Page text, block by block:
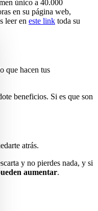
único a 40.000
en su página web,
leer en este link toda su
que hacen tus
beneficios. Si es que son
atrás.
y no pierdes nada, y si
aumentar.